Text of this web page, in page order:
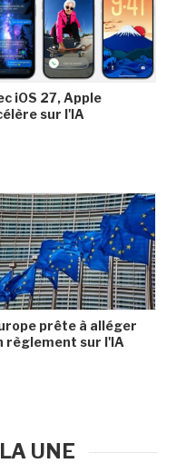
iOS 27, Apple
sur l'IA
prête à alléger
règlement sur l'IA
UNE